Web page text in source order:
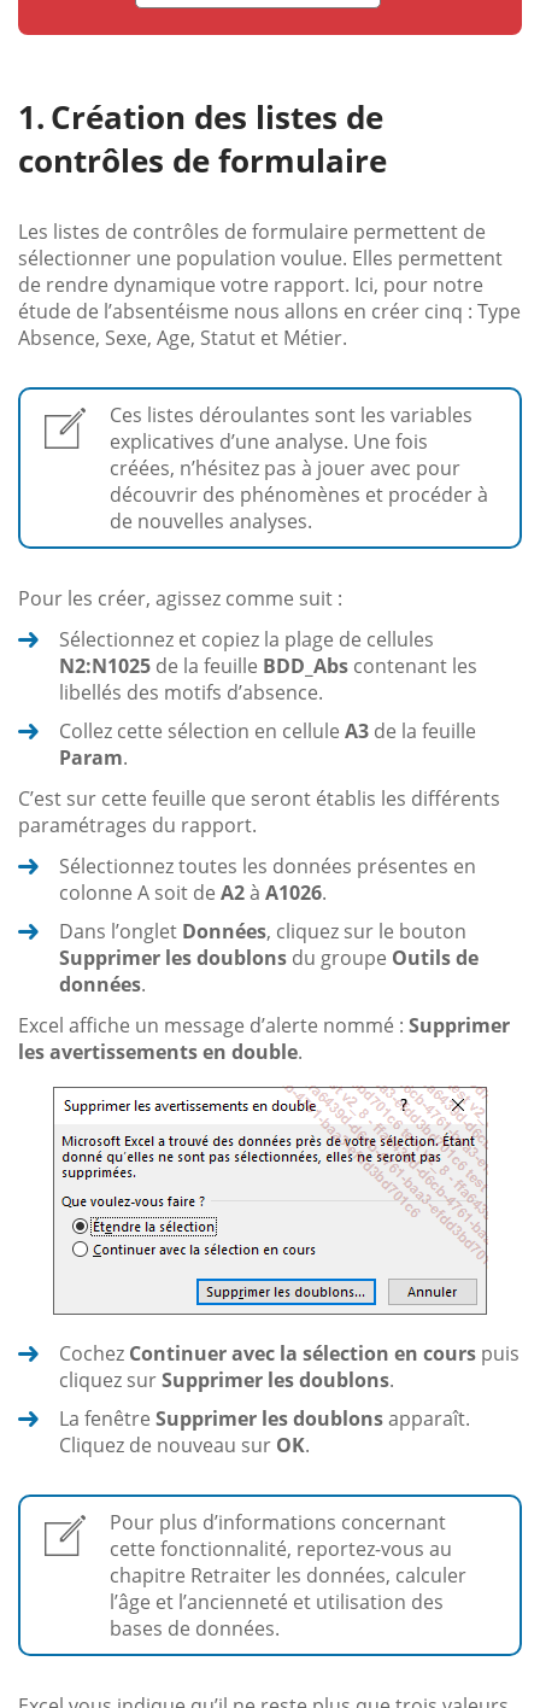
Création des listes de
contrôles de formulaire
Les listes de contrôles de formulaire permettent de
sélectionner une population voulue. Elles permettent
de rendre dynamique votre rapport. Ici, pour notre
étude de l’absentéisme nous allons en créer cinq : Type
Absence, Sexe, Age, Statut et Métier.
Ces listes déroulantes sont les variables
explicatives d’une analyse. Une fois
créées, n’hésitez pas à jouer avec pour
découvrir des phénomènes et procéder à
de nouvelles analyses.
Pour les créer, agissez comme suit :
Sélectionnez et copiez la plage de cellules
N2:N1025 de la feuille BDD_Abs contenant les
libellés des motifs d’absence.
Collez cette sélection en cellule A3 de la feuille
Param.
C’est sur cette feuille que seront établis les différents
paramétrages du rapport.
Sélectionnez toutes les données présentes en
colonne A soit de A2à A1026.
Dans l’onglet Données, cliquez sur le bouton
Supprimer les doublons du groupe Outils de
données.
Excel affiche un message d’alerte nommé : Supprimer
les avertissements en double.
Cochez Continuer avec la sélection en cours puis
cliquez surSupprimer les doublons.
La fenêtre Supprimer les doublonsapparaît.
Cliquez de nouveau sur OK.
Pour plus d’informations concernant
cette fonctionnalité, reportez-vous au
chapitre Retraiter les données, calculer
l’âge et l’ancienneté et utilisation des
bases de données.